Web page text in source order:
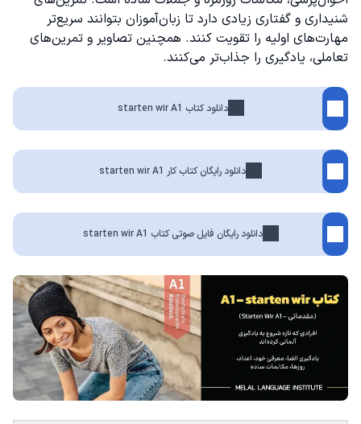
شنیداری و گفتاری زیادی دارد تا زبان‌آموزان بتوانند سریع‌تر
مهارت‌های اولیه را تقویت کنند. همچنین تصاویر و تمرین‌های
تعاملی، یادگیری را جذاب‌تر می‌کنند.
دانلود کتاب starten wir A1
دانلود رایگان کتاب کار starten wir A1
دانلود رایگان فایل صوتی کتاب starten wir A1